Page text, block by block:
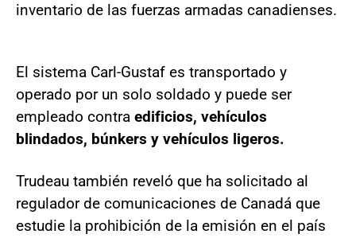
inventario de las fuerzas armadas canadienses.
El sistema Carl-Gustaf es transportado y
operado por un solo soldado y puede ser
empleado contra edificios, vehículos
blindados, búnkers y vehículos ligeros.
Trudeau también reveló que ha solicitado al
regulador de comunicaciones de Canadá que
estudie la prohibición de la emisión en el país